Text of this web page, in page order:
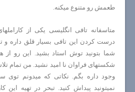
طعمش رو متنوع میکنه.
متاسفانه تافی انگلیسی یکی از
درست کردن این تافی بسیار قلق داره و
شما بتونید توش استاد بشید. این رو از
شکستهای فراوان نا امید نشید. من تمام
وجود داره بگم. نکاتی که میدونم توی
نمیتونید پیداش کنید. تبحر در تهیه این